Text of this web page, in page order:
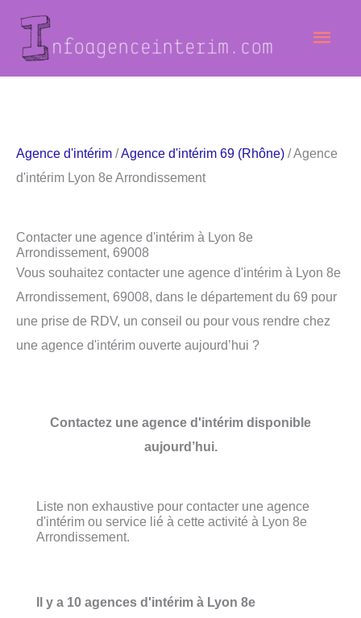
contenu
Agence d'intérim /Agence d'intérim 69 (Rhône) / Agence
d'intérim Lyon 8e Arrondissement
Contacter une agence d'intérim à Lyon 8e
Arrondissement, 69008
Vous souhaitez contacter une agence d'intérim à Lyon 8e
Arrondissement, 69008, dans le département du 69 pour
une prise de RDV, un conseil ou pour vous rendre chez
une agence d'intérim ouverte aujourd’hui ?
Contactez une agence d'intérim disponible
aujourd’hui.
Liste non exhaustive pour contacter une agence
d'intérim ou service lié à cette activité à Lyon 8e
Arrondissement.
Il y a 10 agences d'intérim à Lyon 8e